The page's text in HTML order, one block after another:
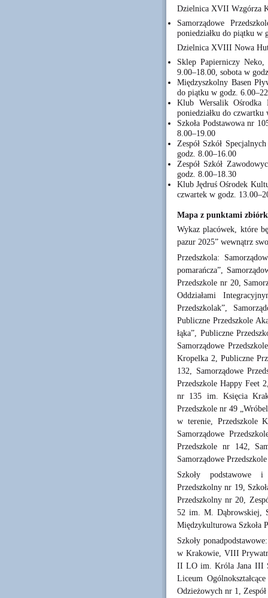
Dzielnica XVII Wzgórza
Samorządowe
poniedziałku do piątku w
Dzielnica XVIII Nowa
Sklep Papierniczy
9.00–18.00, sobota w
Międzyszkolny Basen
do piątku w godz.
Klub Wersalik
poniedziałku do
Szkoła Podstawowa nr
8.00–19.00
Zespół Szkół
godz. 8.00–16.00
Zespół Szkół
godz. 8.00–18.30
Klub Jędruś Ośrodek
czwartek w godz.
Mapa z punktami
Wykaz placówek, które
pazur 2025” wewnątrz
Przedszkola:
pomarańcza”,
Przedszkole nr 20,
Oddziałami
Przedszkolak”,
Publiczne Przedszkole
łąka”, Publiczne
Samorządowe
Kropelka 2, Publiczne
132, Samorządowe
Przedszkole Happy Feet
nr 135 im. Księcia
Przedszkole nr 49
w terenie, Przedszkole
Samorządowe
Przedszkole nr 142,
Samorządowe
Szkoły podstawowe i
Przedszkolny nr 19,
Przedszkolny nr 20,
52 im. M. Dąbrowskiej,
Międzykulturowa Szkoła
Szkoły
w Krakowie, VIII
II LO im. Króla Jana III
Liceum
Odzieżowych nr 1,